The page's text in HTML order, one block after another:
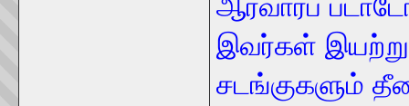
ஆரவாரப்
இவர்கள்
சடங்குகளும்